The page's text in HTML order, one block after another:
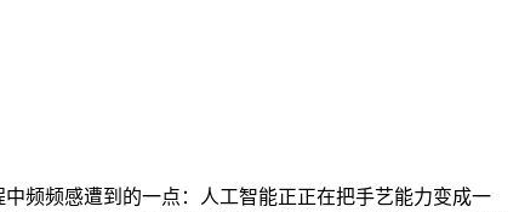
频频感遭到的一点：人工智能正正在把手艺能力变成一